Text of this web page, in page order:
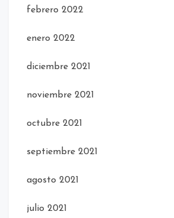
febrero 2022
enero 2022
diciembre 2021
noviembre 2021
octubre 2021
septiembre 2021
agosto 2021
julio 2021